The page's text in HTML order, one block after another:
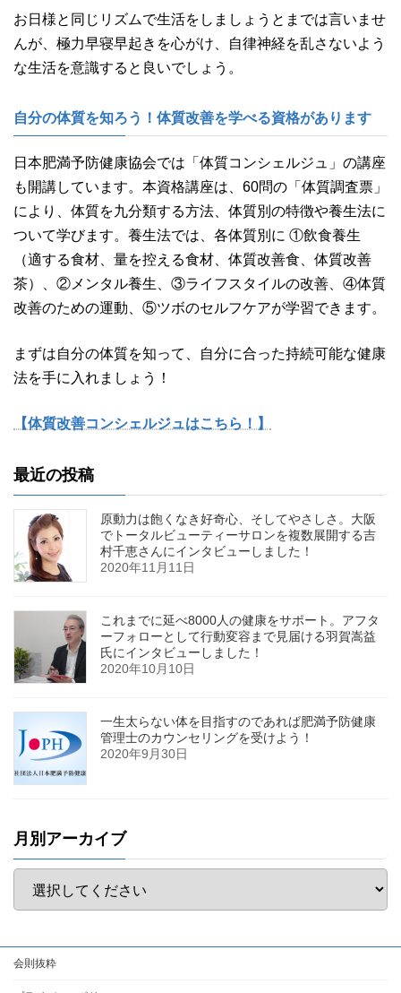
お日様と同じリズムで生活をしましょうとまでは言いませ
んが、極力早寝早起きを心がけ、自律神経を乱さないよう
な生活を意識すると良いでしょう。
自分の体質を知ろう！体質改善を学べる資格があります
日本肥満予防健康協会では「体質コンシェルジュ」の講座
も開講しています。本資格講座は、60問の「体質調査票」
により、体質を九分類する方法、体質別の特徴や養生法に
ついて学びます。養生法では、各体質別に ①飲食養生
（適する食材、量を控える食材、体質改善食、体質改善
茶）、②メンタル養生、③ライフスタイルの改善、④体質
改善のための運動、⑤ツボのセルフケアが学習できます。
まずは自分の体質を知って、自分に合った持続可能な健康
法を手に入れましょう！
【体質改善コンシェルジュはこちら！】
最近の投稿
原動力は飽くなき好奇心、そしてやさしさ。大阪
でトータルビューティーサロンを複数展開する吉
村千恵さんにインタビューしました！
2020年11月11日
これまでに延べ8000人の健康をサポート。アフタ
ーフォローとして行動変容まで見届ける羽賀嵩益
氏にインタビューしました！
2020年10月10日
一生太らない体を目指すのであれば肥満予防健康
管理士のカウンセリングを受けよう！
2020年9月30日
月別アーカイブ
会則抜粋